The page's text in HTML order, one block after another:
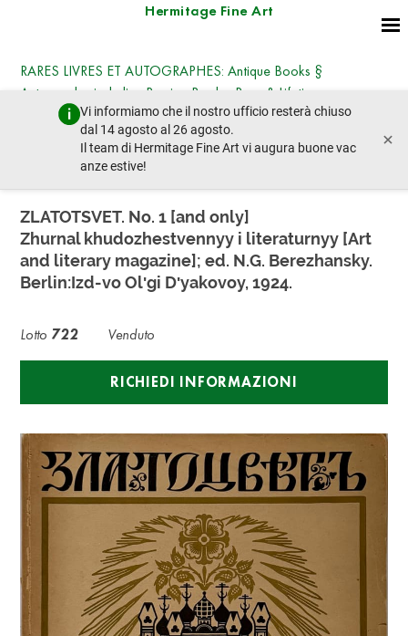
Hermitage Fine Art
Vi informiamo che il nostro ufficio resterà chiuso
dal 14 agosto al 26 agosto.
Il team di Hermitage Fine Art vi augura buone vac
anze estive!
×
RARES LIVRES ET AUTOGRAPHES: Antique Books §
Autographs, including Russian Books, Rare & Lifetime
Editions, Photographs § Works on Paper
giovedì 23 ottobre 2025 - 14:30
lotto precedente
ZLATOTSVET. No. 1 [and only]
Zhurnal khudozhestvennyy i literaturnyy [Art
and literary magazine]; ed. N.G. Berezhansky.
Berlin:Izd-vo Olʹgi Dʹyakovoy, 1924.
Lotto 722 Venduto
RICHIEDI INFORMAZIONI